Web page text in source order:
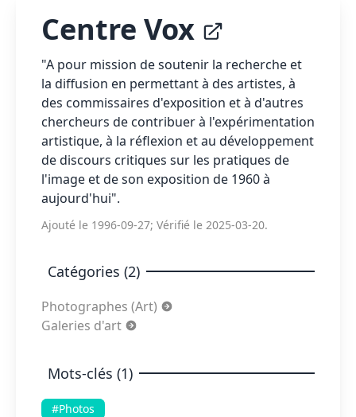
Centre Vox
"A pour mission de soutenir la recherche et
la diffusion en permettant à des artistes, à
des commissaires d'exposition et à d'autres
chercheurs de contribuer à l'expérimentation
artistique, à la réflexion et au développement
de discours critiques sur les pratiques de
l'image et de son exposition de 1960 à
aujourd'hui".
Ajouté le 1996-09-27; Vérifié le 2025-03-20.
Catégories (2)
Photographes (Art)
Galeries d'art
Mots-clés (1)
#Photos